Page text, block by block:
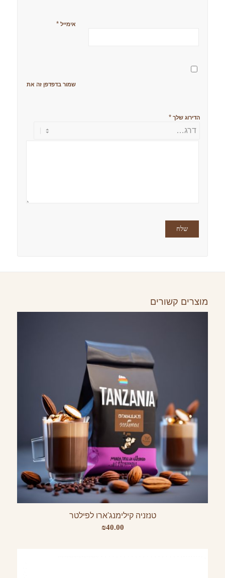
אימייל *
שמור בדפדפן זה את השם,
הדירוג שלך *
מוצרים קשורים
טנזניה קילימנג'ארו לפילטר
₪40.00